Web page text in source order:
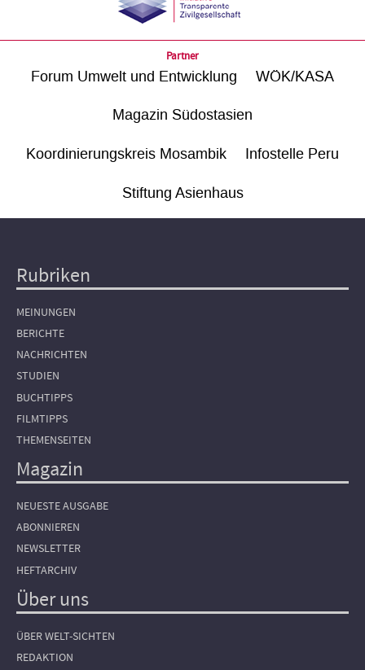
Partner
Forum Umwelt und Entwicklung WÖK/KASA
Magazin Südostasien
Koordinierungskreis Mosambik Infostelle Peru
Stiftung Asienhaus
Hauptnavigation
Rubriken
MEINUNGEN
BERICHTE
NACHRICHTEN
STUDIEN
BUCHTIPPS
FILMTIPPS
THEMENSEITEN
Magazin
NEUESTE AUSGABE
ABONNIEREN
NEWSLETTER
HEFTARCHIV
Über uns
ÜBER WELT-SICHTEN
REDAKTION